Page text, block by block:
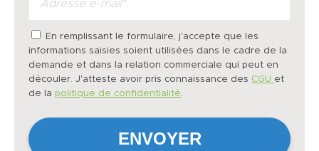
En remplissant le formulaire, j'accepte que les
informations saisies soient utilisées dans le cadre de la
demande et dans la relation commerciale qui peut en
découler. J'atteste avoir pris connaissance des CGU et
de la politique de confidentialité.